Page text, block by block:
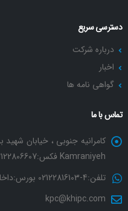
دسترسی سریع
درباره شرکت
اخبار
گواهی نامه ها
تماس با ما
Kamraniyeh فکس:02122806607
تلفن:4-02122816103 بورس:داخلی(2010)
kpc@khipc.com